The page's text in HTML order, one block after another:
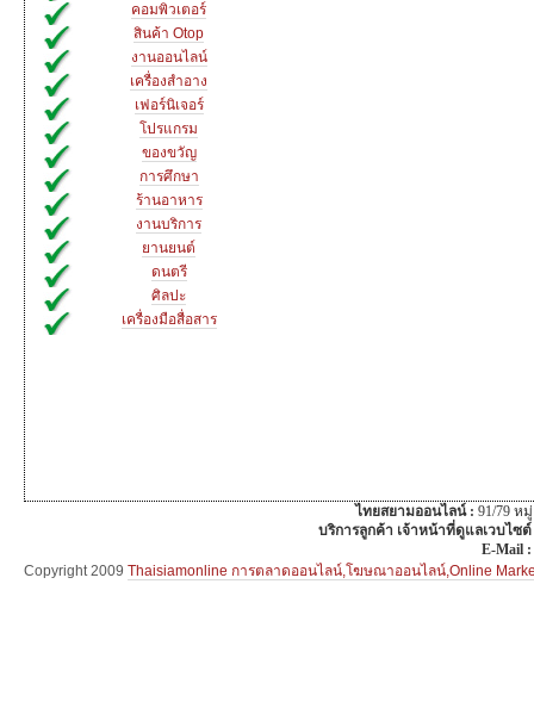
คอมพิวเตอร์
สินค้า Otop
งานออนไลน์
เครื่องสำอาง
เฟอร์นิเจอร์
โปรแกรม
ของขวัญ
การศึกษา
ร้านอาหาร
งานบริการ
ยานยนต์
ดนตรี
ศิลปะ
เครื่องมือสื่อสาร
ไทยสยามออนไลน์ : 91/79 ห
บริการลูกค้า เจ้าหน้าที่ดูแลเวบไซ
E-Mail :
Copyright 2009 Thaisiamonline การตลาดออนไลน์,โฆษณาออนไลน์,Online